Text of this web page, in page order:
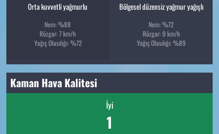
Orta kuvvetli yağmurlu
Nem: %88
Rüzgar: 7 km/h
Yağış Olasılığı: %72
Bölgesel düzensiz yağmur yağışlı
Nem: %72
Rüzgar: 9 km/h
Yağış Olasılığı: %89
Kaman Hava Kalitesi
İyi
1